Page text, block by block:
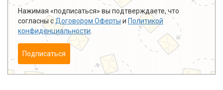
Нажимая «подписаться» вы подтверждаете, что
согласны сДоговором Оферты и Политикой
конфиденциальности
Подписаться